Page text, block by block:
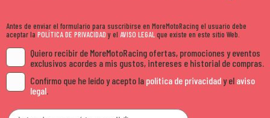
Antes de enviar el formulario para suscribirse en MoreMotoRacing el usuario debe
aceptar la POLÍTICA DE PRIVACIDADy el AVISO LEGALque existe en este sitio Web.
Quiero recibir de MoreMotoRacing ofertas, promociones y eventos
exclusivos acordes a mis gustos, intereses e historial de compras.
Confirmo que he leído y acepto la política de privacidady el aviso
legal